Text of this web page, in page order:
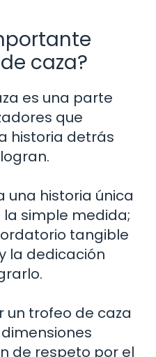
caza?
es una parte
que
historia detrás
una historia única
simple medida;
tangible
la dedicación
un trofeo de caza
de respeto por el